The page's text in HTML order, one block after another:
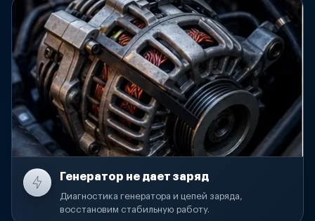
Генератор не дает заряд
Диагностика генератора и цепей заряда,
восстановим стабильную работу.